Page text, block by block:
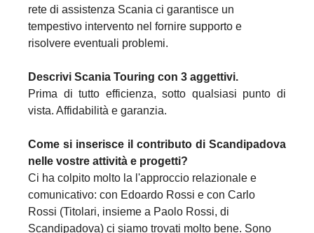
rete di assistenza Scania ci garantisce un
tempestivo intervento nel fornire supporto e
risolvere eventuali problemi.
Descrivi Scania Touring con 3 aggettivi.
Prima di tutto efficienza, sotto qualsiasi punto di
vista. Affidabilità e garanzia.
Come si inserisce il contributo di Scandipadova
nelle vostre attività e progetti?
Ci ha colpito molto la l'approccio relazionale e
comunicativo: con Edoardo Rossi e con Carlo
Rossi (Titolari, insieme a Paolo Rossi, di
Scandipadova) ci siamo trovati molto bene. Sono